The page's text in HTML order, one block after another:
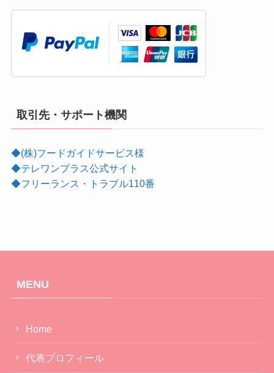
取引先・サポート機関
◆(株)フードガイドサービス様
◆テレワンプラス公式サイト
◆フリーランス・トラブル110番
MENU
Home
代表プロフィール